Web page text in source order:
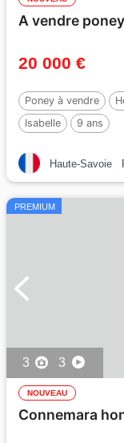
A vendre
20 000 €
Poney à vendre
Isabelle
9 ans
Haute-Savoie
PREMIUM
3 3
NOUVEAU
Connemara